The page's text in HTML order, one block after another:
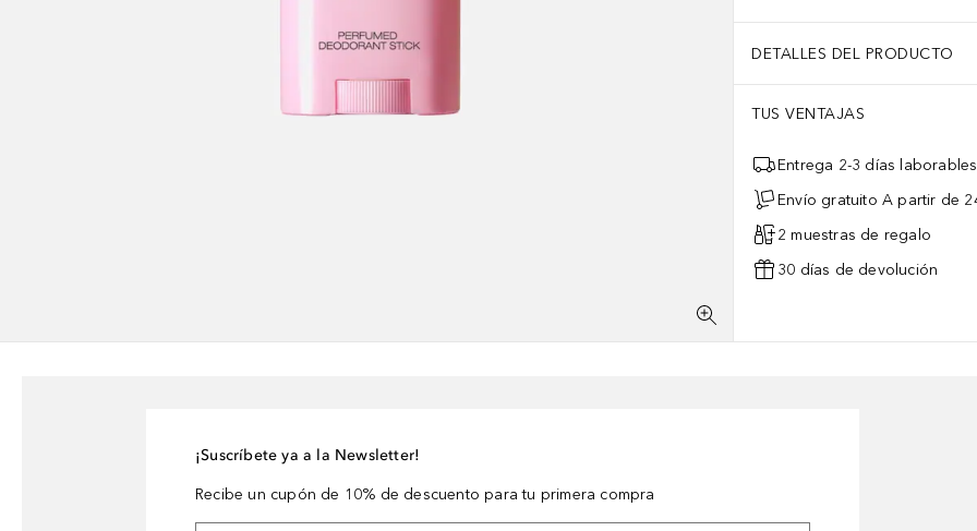
DETALLES DEL PRODUCTO
TUS VENTAJAS
Entrega 2-3 días laborables
Envío gratuito A partir de
2 muestras de regalo
30 días de devolución
¡Suscríbete ya a la Newsletter!
Recibe un cupón de 10% de descuento para tu primera compra